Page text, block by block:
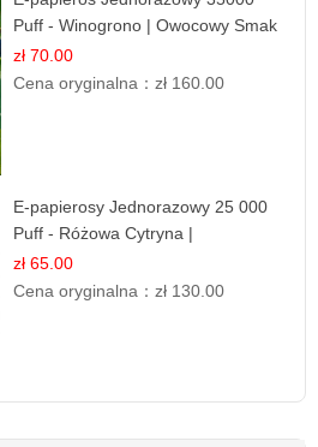
Puff - Winogrono | Owocowy Smak
zł 70.00
Cena oryginalna：zł 160.00
E-papierosy Jednorazowy 25 000
Puff - Różowa Cytryna |
Orzeźwiający Owoc
zł 65.00
Cena oryginalna：zł 130.00